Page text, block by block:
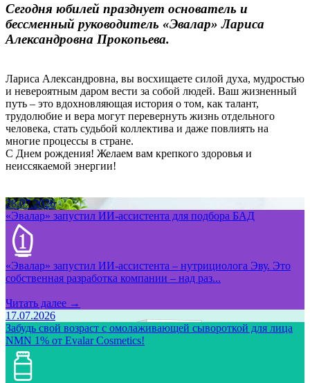
Сегодня юбилей празднует основатель и
бессменный руководитель «Эвалар» Лариса
Александровна Прокопьева.
Лариса Александровна, вы восхищаете силой духа, мудростью
и невероятным даром вести за собой людей. Ваш жизненный
путь – это вдохновляющая история о том, как талант,
трудолюбие и вера могут перевернуть жизнь отдельного
человека, стать судьбой коллектива и даже повлиять на
многие процессы в стране.
С Днем рождения! Желаем вам крепкого здоровья и
неиссякаемой энергии!
28.07.2026
«Эвалар» запустил ИИ-ассистента для подбора БАД
«Эвалар» запустил ИИ-ассистента – нутрициолога Эву. Это
собственная разработка компании – над раз...
Читать далее →
17.07.2026
Забудь свой возраст с омолаживающей сывороткой для лица
NMN 1% от Evalar Cosmetics!